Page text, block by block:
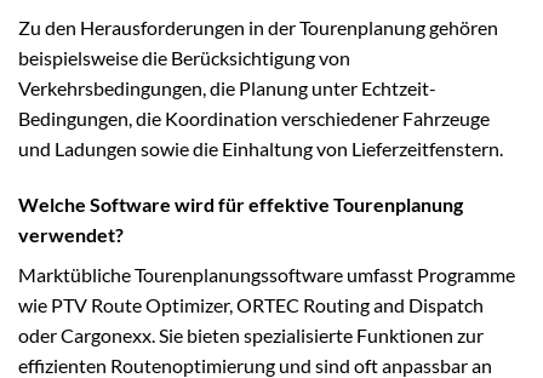
Zu den Herausforderungen in der Tourenplanung gehören
beispielsweise die Berücksichtigung von
Verkehrsbedingungen, die Planung unter Echtzeit-
Bedingungen, die Koordination verschiedener Fahrzeuge
und Ladungen sowie die Einhaltung von Lieferzeitfenstern.
Welche Software wird für effektive Tourenplanung
verwendet?
Marktübliche Tourenplanungssoftware umfasst Programme
wie PTV Route Optimizer, ORTEC Routing and Dispatch
oder Cargonexx. Sie bieten spezialisierte Funktionen zur
effizienten Routenoptimierung und sind oft anpassbar an